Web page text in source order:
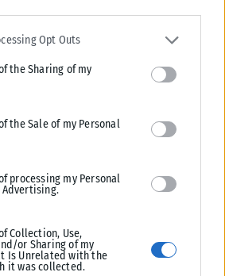
app uses one or more Google
and store information including but not
and its third-party tags to use your data
in below Google consent section.
Opt Outs
the Sharing of my
the Sale of my Personal
processing my Personal
Advertising.
Collection, Use,
or Sharing of my
Is Unrelated with the
it was collected.
Η θωράκιση της χώρας έχει
έχει αναβαθμιστεί πάρα πολύ και
μας».
εργασιακά, η υπουργός Εργασίας
των ροών απασχόλησης για το πρώτο
τα οποία καταδεικνύουν ρεκόρ
νέων θέσεων εργασίας με 330.000
εικόνα η οποία τι δείχνει; Χωρίς να